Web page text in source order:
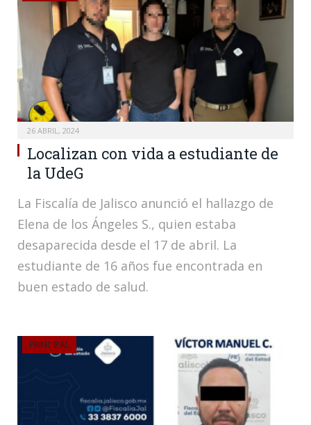
26 ABRIL, 2024
Localizan con vida a estudiante de
la UdeG
La Fiscalía de Jalisco anunció el hallazgo de
Elena de los Ángeles S., quien estaba
desaparecida desde el 17 de abril. La
estudiante de 16 años fue encontrada en
buen estado de salud.
PRINCIPAL